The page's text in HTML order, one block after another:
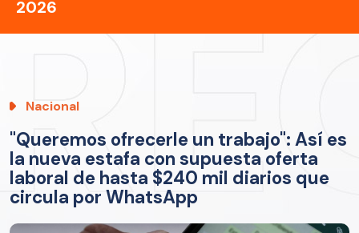
2026
Nacional
"Queremos ofrecerle un trabajo": Así es
la nueva estafa con supuesta oferta
laboral de hasta $240 mil diarios que
circula por WhatsApp